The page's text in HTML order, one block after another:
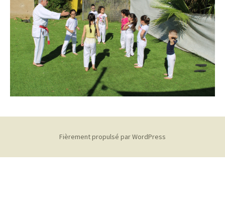
Fièrement propulsé par WordPress